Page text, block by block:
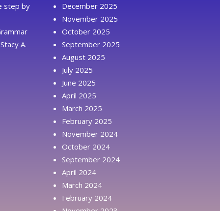
step by
A.
December 2025
November 2025
October 2025
September 2025
August 2025
July 2025
June 2025
April 2025
March 2025
February 2025
November 2024
October 2024
September 2024
April 2024
March 2024
February 2024